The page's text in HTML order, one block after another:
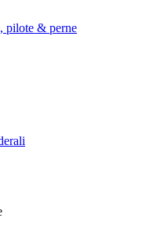
pilote & perne